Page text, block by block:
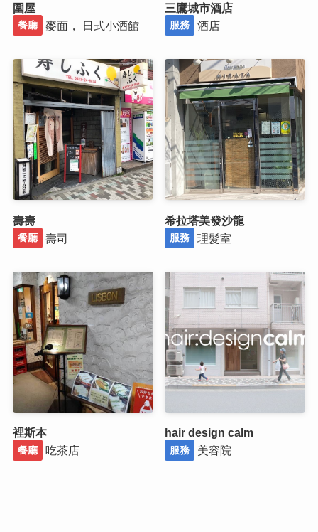
圍屋
餐廳 麥面， 日式小酒館
三鷹城市酒店
服務 酒店
壽壽
餐廳 壽司
希拉塔美發沙龍
服務 理髮室
裡斯本
餐廳 吃茶店
hair design calm
服務 美容院